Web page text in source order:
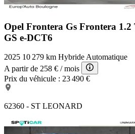
Opel Frontera Gs Frontera 1.2
GS e-DCT6
2025 10 279 km HybrideAutomatique
A partir de 258 € / mois
Prix du véhicule : 23 490 €
62360 - ST LEONARD